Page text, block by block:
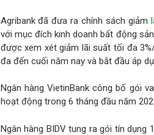
Agribank đã đưa ra chính sách giảm
với mục đích kinh doanh bất động
được xem xét giảm lãi suất tối đa
đa đến cuối năm nay và bắt đầu áp
Ngân hàng VietinBank công bố gói
hoạt động trong 6 tháng đầu năm
Ngân hàng BIDV tung ra gói tín dụng